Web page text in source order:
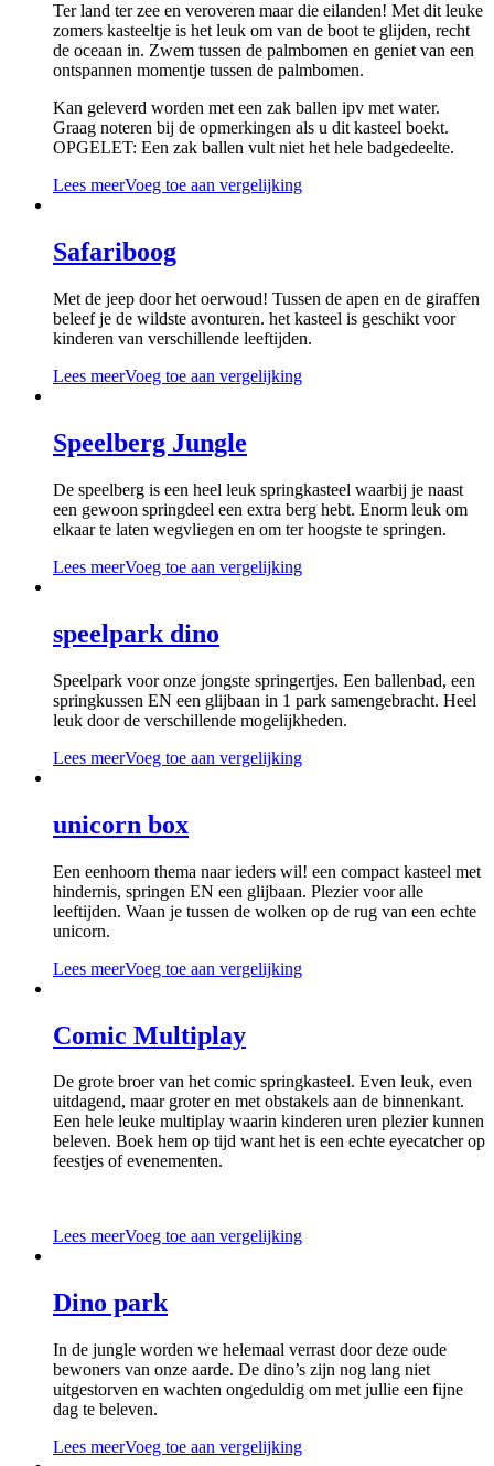
Ter land ter zee en veroveren maar die eilanden! Met dit leuke
zomers kasteeltje is het leuk om van de boot te glijden, recht
de oceaan in. Zwem tussen de palmbomen en geniet van een
ontspannen momentje tussen de palmbomen.
Kan geleverd worden met een zak ballen ipv met water.
Graag noteren bij de opmerkingen als u dit kasteel boekt.
OPGELET: Een zak ballen vult niet het hele badgedeelte.
Lees meerVoeg toe aan vergelijking
Safariboog
Met de jeep door het oerwoud! Tussen de apen en de giraffen
beleef je de wildste avonturen. het kasteel is geschikt voor
kinderen van verschillende leeftijden.
Lees meerVoeg toe aan vergelijking
Speelberg Jungle
De speelberg is een heel leuk springkasteel waarbij je naast
een gewoon springdeel een extra berg hebt. Enorm leuk om
elkaar te laten wegvliegen en om ter hoogste te springen.
Lees meerVoeg toe aan vergelijking
speelpark dino
Speelpark voor onze jongste springertjes. Een ballenbad, een
springkussen EN een glijbaan in 1 park samengebracht. Heel
leuk door de verschillende mogelijkheden.
Lees meerVoeg toe aan vergelijking
unicorn box
Een eenhoorn thema naar ieders wil! een compact kasteel met
hindernis, springen EN een glijbaan. Plezier voor alle
leeftijden. Waan je tussen de wolken op de rug van een echte
unicorn.
Lees meerVoeg toe aan vergelijking
Comic Multiplay
De grote broer van het comic springkasteel. Even leuk, even
uitdagend, maar groter en met obstakels aan de binnenkant.
Een hele leuke multiplay waarin kinderen uren plezier kunnen
beleven. Boek hem op tijd want het is een echte eyecatcher op
feestjes of evenementen.
Lees meerVoeg toe aan vergelijking
Dino park
In de jungle worden we helemaal verrast door deze oude
bewoners van onze aarde. De dino’s zijn nog lang niet
uitgestorven en wachten ongeduldig om met jullie een fijne
dag te beleven.
Lees meerVoeg toe aan vergelijking